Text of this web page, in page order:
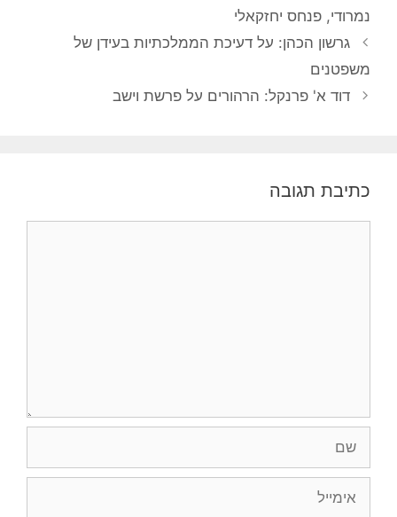
נמרודי, פנחס יחזקאלי
גרשון הכהן: על דעיכת הממלכתיות בעידן של
משפטנים
דוד א' פרנקל: הרהורים על פרשת וישב
כתיבת תגובה